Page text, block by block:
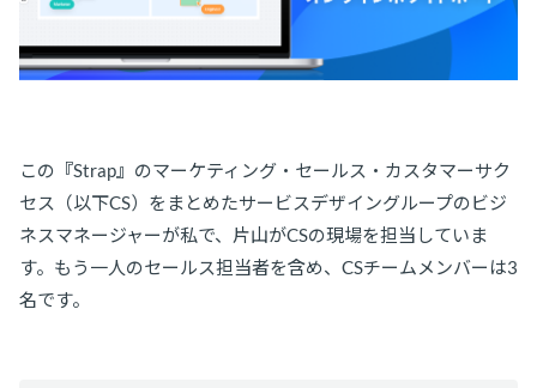
この『Strap』のマーケティング・セールス・カスタマーサク
セス（以下CS）をまとめたサービスデザイングループのビジ
ネスマネージャーが私で、片山がCSの現場を担当していま
す。もう一人のセールス担当者を含め、CSチームメンバーは3
名です。